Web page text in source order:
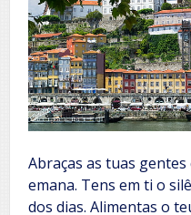
Abraças as tuas
emana. Tens em ti o
dos dias. Alimentas o